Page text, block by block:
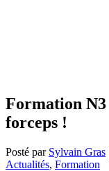
Formation
forceps !
Posté par Sylvain Gras
Actualités, Formation